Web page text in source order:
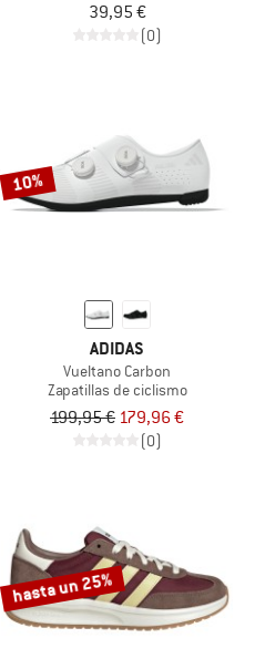
39,95 €
(0)
10%
ADIDAS
Vueltano Carbon
Zapatillas de ciclismo
199,95 € 179,96 €
(0)
hasta un 25%